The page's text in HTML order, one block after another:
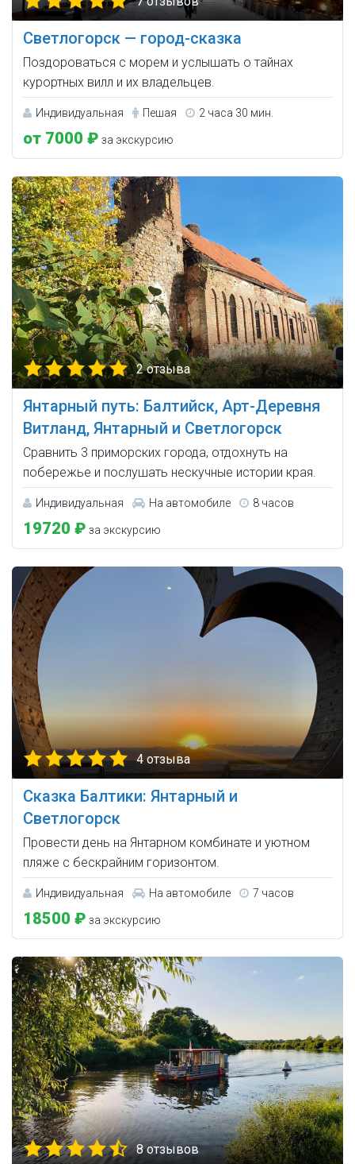
Светлогорск — город-сказка
Поздороваться с морем и услышать о тайнах
курортных вилл и их владельцев.
Индивидуальная Пешая 2 часа 30 мин.
от 7000 ₽ за экскурсию
2 отзыва
Янтарный путь: Балтийск, Арт-Деревня
Витланд, Янтарный и Светлогорск
Сравнить 3 приморских города, отдохнуть на
побережье и послушать нескучные истории края.
Индивидуальная На автомобиле 8 часов
19720 ₽ за экскурсию
4 отзыва
Сказка Балтики: Янтарный и
Светлогорск
Провести день на Янтарном комбинате и уютном
пляже с бескрайним горизонтом.
Индивидуальная На автомобиле 7 часов
18500 ₽ за экскурсию
8 отзывов